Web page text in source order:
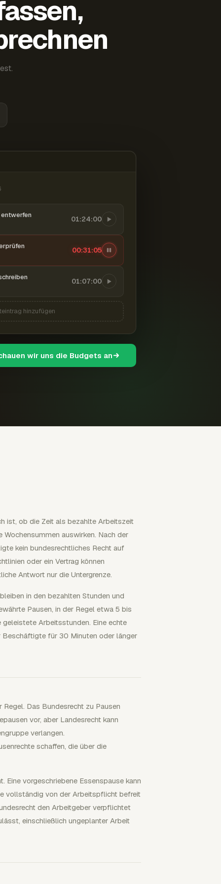
01:24:00
00:31:06
01:07:00
hinzufügen
wir uns die Budgets an
ist, ob die Zeit als bezahlte Arbeitszeit
auswirken. Nach der
kein bundesrechtliches Recht auf
oder ein Vertrag können
Antwort nur die Untergrenze.
in den bezahlten Stunden und
Pausen, in der Regel etwa 5 bis
Arbeitsstunden. Eine echte
Beschäftigte für 30 Minuten oder länger
Das Bundesrecht zu Pausen
vor, aber Landesrecht kann
verlangen.
schaffen, die über die
Eine vorgeschriebene Essenspause kann
vollständig von der Arbeitspflicht befreit
den Arbeitgeber verpflichtet
einschließlich ungeplanter Arbeit